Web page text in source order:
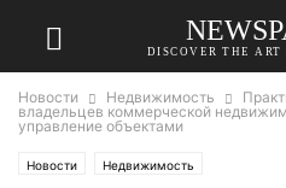
DISCOVER THE ART
Новости Недвижимость
владельцев коммерческой
управление объектами
Новости Недвижимость